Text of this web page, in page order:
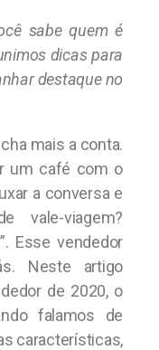
sabe quem é
dicas para
destaque no
mais a conta.
um café com o
a conversa e
vale-viagem?
Esse vendedor
Neste artigo
de 2020, o
falamos de
características,